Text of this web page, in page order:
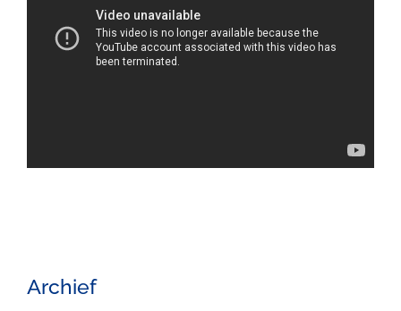
Archief